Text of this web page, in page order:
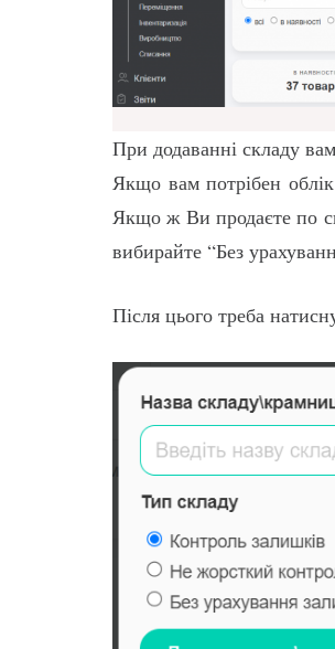
При додаванні складу
Якщо вам потрібен
Якщо ж Ви продаєте по
вибирайте “Без
Після цього треба